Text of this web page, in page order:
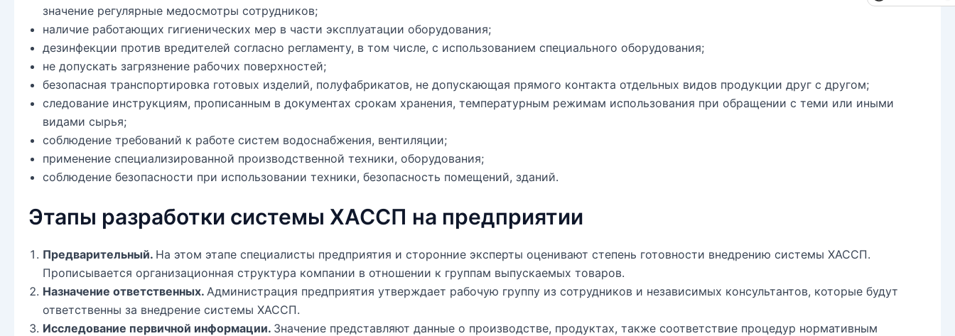
значение регулярные медосмотры сотрудников;
наличие работающих гигиенических мер в части эксплуатации оборудования;
дезинфекции против вредителей согласно регламенту, в том числе, с использованием специального оборудования;
не допускать загрязнение рабочих поверхностей;
безопасная транспортировка готовых изделий, полуфабрикатов, не допускающая прямого контакта отдельных видов продукции друг с другом;
следование инструкциям, прописанным в документах срокам хранения, температурным режимам использования при обращении с теми или иными
видами сырья;
соблюдение требований к работе систем водоснабжения, вентиляции;
применение специализированной производственной техники, оборудования;
соблюдение безопасности при использовании техники, безопасность помещений, зданий.
Этапы разработки системы ХАССП на предприятии
Предварительный. На этом этапе специалисты предприятия и сторонние эксперты оценивают степень готовности внедрению системы ХАССП.
Прописывается организационная структура компании в отношении к группам выпускаемых товаров.
Назначение ответственных. Администрация предприятия утверждает рабочую группу из сотрудников и независимых консультантов, которые будут
ответственны за внедрение системы ХАССП.
Исследование первичной информации. Значение представляют данные о производстве, продуктах, также соответствие процедур нормативным